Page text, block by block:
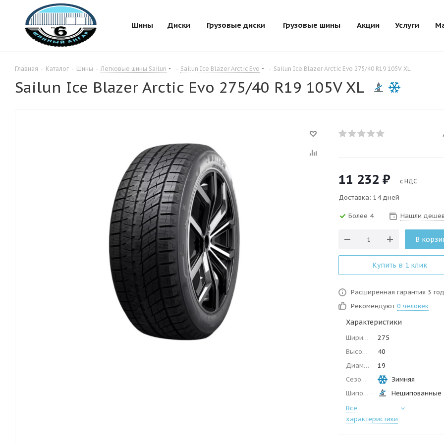
Шины Диски Грузовые диски Грузовые шины Акции Услуги
Главная - Каталог - Шины - Легковые шины Sailun - Sailun Ice Blazer Arctic Evo - Sailun Ice Blazer Arctic Evo 275/40 R19 105V XL
Sailun Ice Blazer Arctic Evo 275/40 R19 105V XL
11 232 ₽ с НДС
Доставка: 14 дней
Более 4 Нашли
В
Купить в 1 клик
Расширенная гарантия 3
Рекомендуют 0 человек
Характеристики
Ширина
275
Высота
40
Диаметр
19
Сезон
Зимняя
Шипованные
Нешипованные
Все
характеристики